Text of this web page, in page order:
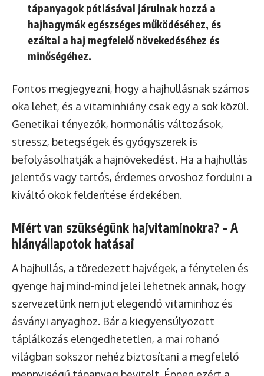
tápanyagok pótlásával járulnak hozzá a
hajhagymák egészséges működéséhez, és
ezáltal a haj megfelelő növekedéséhez és
minőségéhez.
Fontos megjegyezni, hogy a hajhullásnak számos
oka lehet, és a vitaminhiány csak egy a sok közül.
Genetikai tényezők, hormonális változások,
stressz, betegségek és gyógyszerek is
befolyásolhatják a hajnövekedést. Ha a hajhullás
jelentős vagy tartós, érdemes orvoshoz fordulni a
kiváltó okok felderítése érdekében.
Miért van szükségünk hajvitaminokra? – A
hiányállapotok hatásai
A hajhullás, a töredezett hajvégek, a fénytelen és
gyenge haj mind-mind jelei lehetnek annak, hogy
szervezetünk nem jut elegendő vitaminhoz és
ásványi anyaghoz. Bár a kiegyensúlyozott
táplálkozás elengedhetetlen, a mai rohanó
világban sokszor nehéz biztosítani a megfelelő